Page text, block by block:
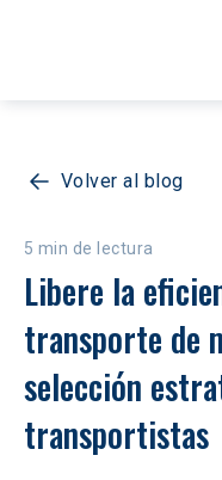
Volver al blog
5 min de lectura
Libere la
transporte de
selección
transportistas